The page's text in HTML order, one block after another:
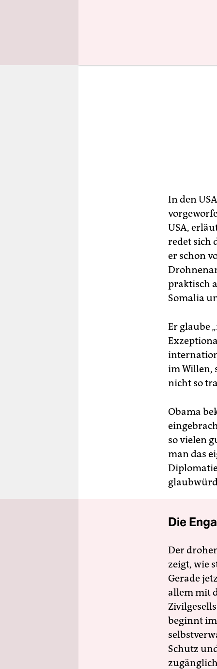
In den
USA,
redet sich
er schon
praktisch
Somalia
Er glaube
im Willen,
nicht so
Obama
so vielen
man das
Die
Der
zeigt, wie
Gerade
allem mit
beginnt
Schutz